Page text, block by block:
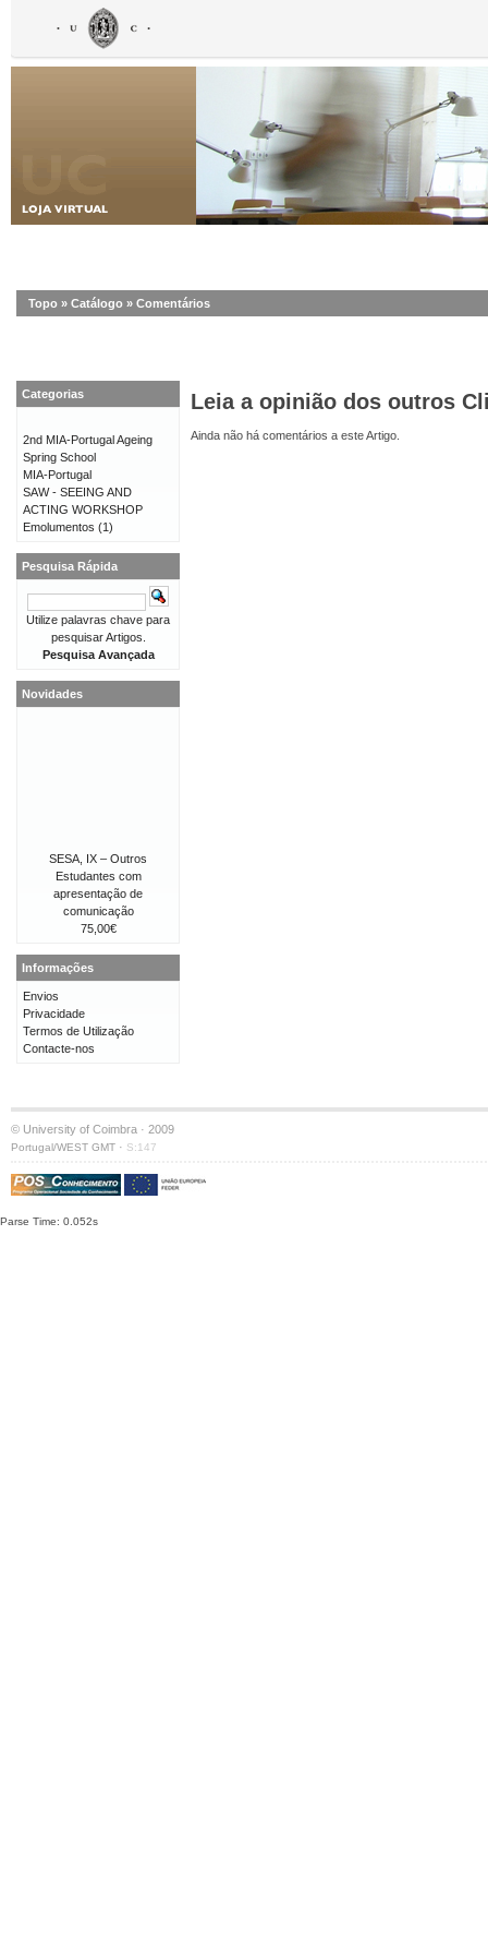
Topo » Catálogo » Comentários
Leia a opinião dos outros
Ainda não há comentários a este Artigo.
Categorias
2nd MIA-Portugal Ageing
Spring School
MIA-Portugal
SAW - SEEING AND
ACTING WORKSHOP
Emolumentos (1)
Pesquisa Rápida
Utilize palavras chave para
pesquisar Artigos.
Pesquisa Avançada
Novidades
SESA, IX – Outros
Estudantes com
apresentação de
comunicação
75,00€
Informações
Envios
Privacidade
Termos de Utilização
Contacte-nos
© University of Coimbra · 2009
Portugal/WEST GMT · S:147
Parse Time: 0.052s